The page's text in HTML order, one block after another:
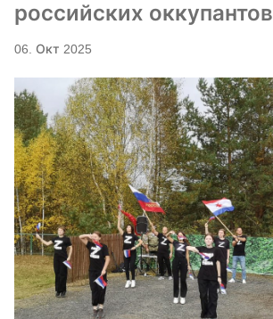
российских оккупантов
06. Окт 2025